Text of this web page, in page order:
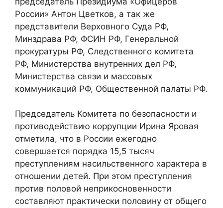
России» Антон Цветков, а так же
представители Верховного Суда РФ,
Минздрава РФ, ФСИН РФ, Генеральной
прокуратуры РФ, Следственного комитета
РФ, Министерства внутренних дел РФ,
Министерства связи и массовых
коммуникаций РФ, Общественной палаты РФ.
Председатель Комитета по безопасности и
противодействию коррупции Ирина Яровая
отметила, что в России ежегодно
совершается порядка 15,5 тысяч
преступлениям насильственного характера в
отношении детей. При этом преступления
против половой неприкосновенности
составляют практически половину от общего